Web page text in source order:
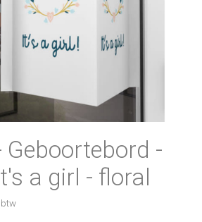
Geboortebord -
a girl - floral
btw